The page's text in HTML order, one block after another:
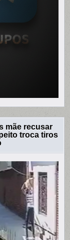
mãe recusar
troca tiros